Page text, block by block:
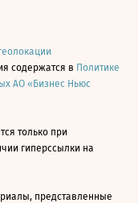
содержатся в Политике
АО «Бизнес Ньюс
только при
гиперссылки на
представленные